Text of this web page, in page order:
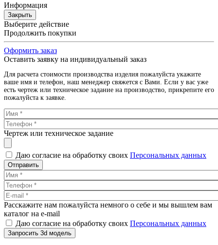
Информация
Закрыть
Выберите действие
Продолжить покупки
Оформить заказ
Оставить заявку на индивидуальный заказ
Для расчета стоимости производства изделия пожалуйста укажите
ваше имя и телефон, наш менеджер свяжется с Вами. Если у вас уже
есть чертеж или техническое задание на производство, прикрепите его
пожалуйста к заявке.
Чертеж или техническое задание
Даю согласие на обработку своих Персональных данных
Отправить
Расскажите нам пожалуйста немного о себе и мы вышлем вам
каталог на e-mail
Даю согласие на обработку своих Персональных данных
Запросить 3d модель